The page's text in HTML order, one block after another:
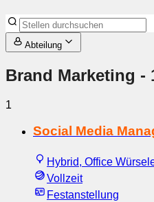
Abteilung
Brand Marketing -
1
Social Media
Hybrid, Office
Vollzeit
Festanstellung